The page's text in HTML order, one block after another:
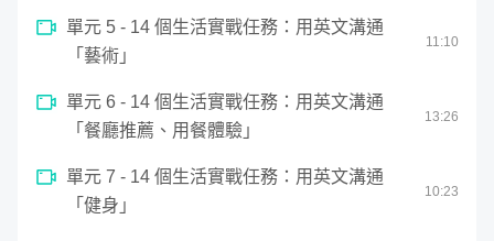
單元 5 - 14 個生活實戰任務：用英文溝通
「藝術」
11:10
單元 6 - 14 個生活實戰任務：用英文溝通
「餐廳推薦、用餐體驗」
13:26
單元 7 - 14 個生活實戰任務：用英文溝通
「健身」
10:23